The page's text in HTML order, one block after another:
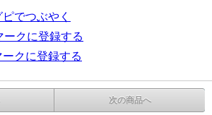
でつぶやく
ークに登録する
クに登録する
次の商品へ